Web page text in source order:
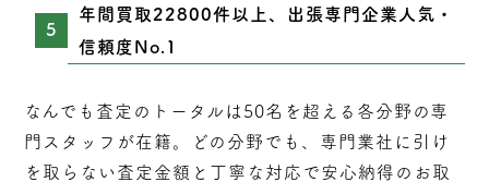
年間買取22800件以上、出張専門企業人気・
信頼度No.1
なんでも査定のトータルは50名を超える各分野の専
門スタッフが在籍。どの分野でも、専門業社に引け
を取らない査定 金額と丁寧な対応で安心納得のお取